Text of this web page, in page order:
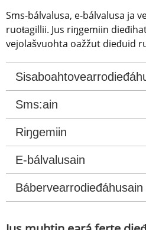
Sms-bálvalusa, e-bálvalusa ja
ruoŧagillii. Jus riŋgemiin
vejolašvuohta oažžut dieđuid
Sms:ain
Riŋgemiin
E-bálvalusain
Bábervearrodieđáhusain